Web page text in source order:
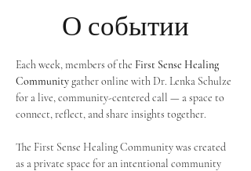
О событии
Each week, members of the First Sense Healing
Community gather online with Dr. Lenka Schulze
for a live, community-centered call — a space to
connect, reflect, and share insights together.
The First Sense Healing Community was created
as a private space for an intentional community